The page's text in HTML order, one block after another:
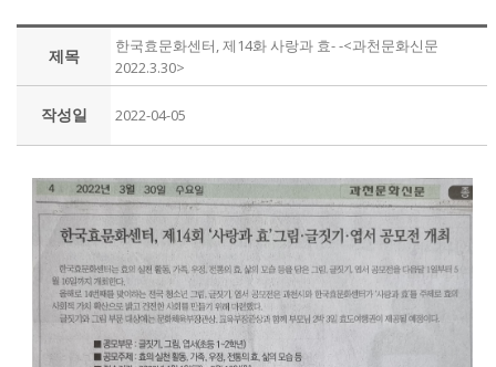
제목
한국효문화센터, 제14화 사랑과 효- -<과천문화신문
2022.3.30>
작성일 2022-04-05